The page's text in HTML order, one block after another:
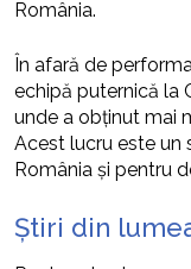
România.
În afară de
echipă puternică la
unde a obținut mai
Acest lucru este un
România și pentru
Știri din